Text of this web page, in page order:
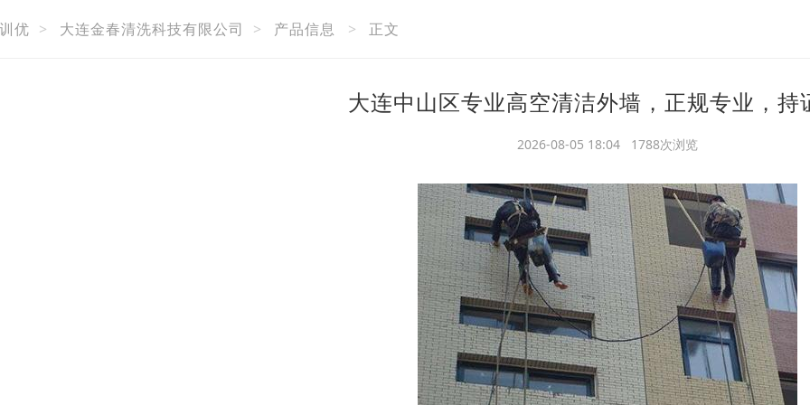
优 > 大连金春清洗科技有限公司 > 产品信息 > 正文
大连中山区专业高空清洁外墙，正规专业，持
2026-08-05 18:04 1788次浏览